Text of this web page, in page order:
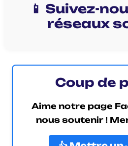
📱 Suivez-
réseaux
Coup de
Aime notre page
nous soutenir !